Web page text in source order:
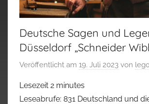
Deutsche Sagen und
Düsseldorf „Schneider
Veröffentlicht am 19. Juli 2023 von
Lesezeit 2 minutes
Leseabrufe: 831 Deutschland und